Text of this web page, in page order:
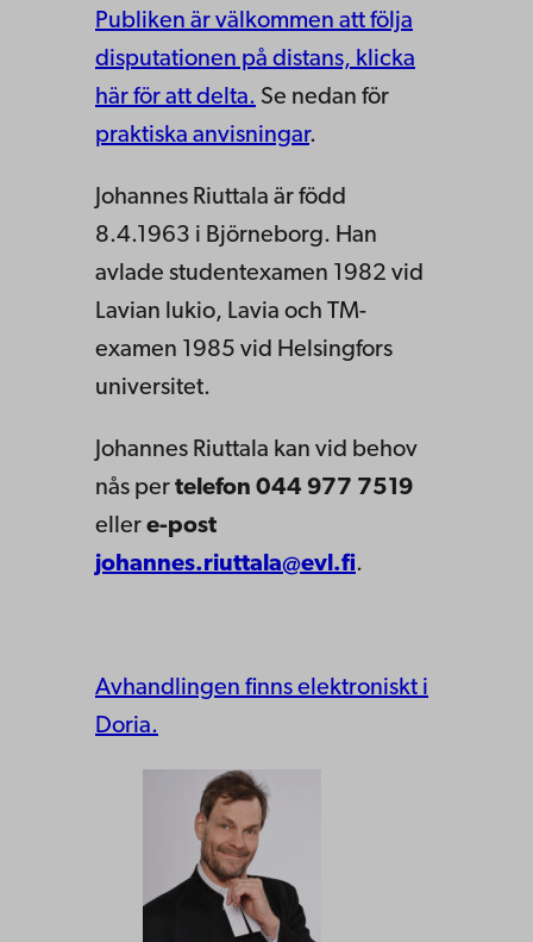
Publiken är välkommen att följa
disputationen på distans, klicka
här för att delta. Se nedan för
praktiska anvisningar.
Johannes Riuttala är född
8.4.1963 i Björneborg. Han
avlade studentexamen 1982 vid
Lavian lukio, Lavia och TM-
examen 1985 vid Helsingfors
universitet.
Johannes Riuttala kan vid behov
nås per telefon 044 977 7519
eller e-post
johannes.riuttala@evl.fi.
Avhandlingen finns elektroniskt i
Doria.